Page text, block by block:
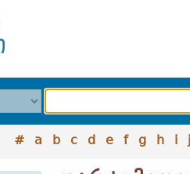
# a b c d e f g h i j